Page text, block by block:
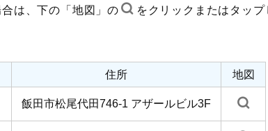
は、下の「地図」の
をクリックまたはタッ
住所 地図
飯田市松尾代田746-1 アザールビル3F